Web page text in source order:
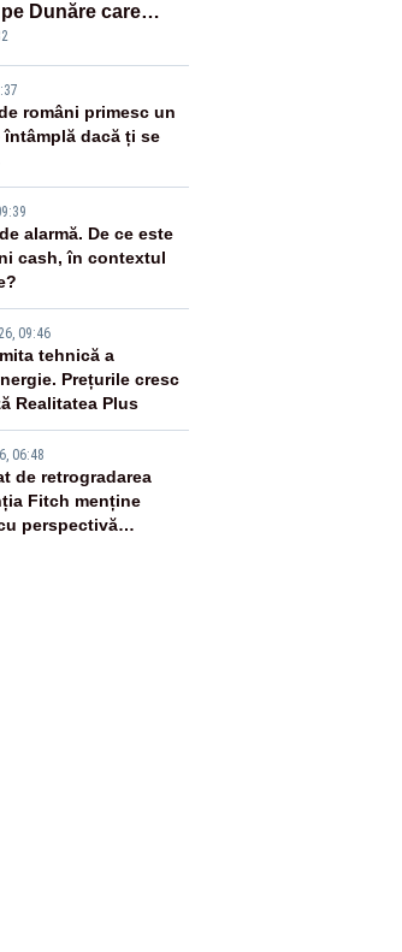
Dunăre care
Cernavodă era
lui Ceaușescu
români primesc un
dacă ți se
alarmă. De ce este
cash, în contextul
09:46
tehnică a
Prețurile cresc
Realitatea Plus
06:48
de retrogradarea
Fitch menține
perspectivă